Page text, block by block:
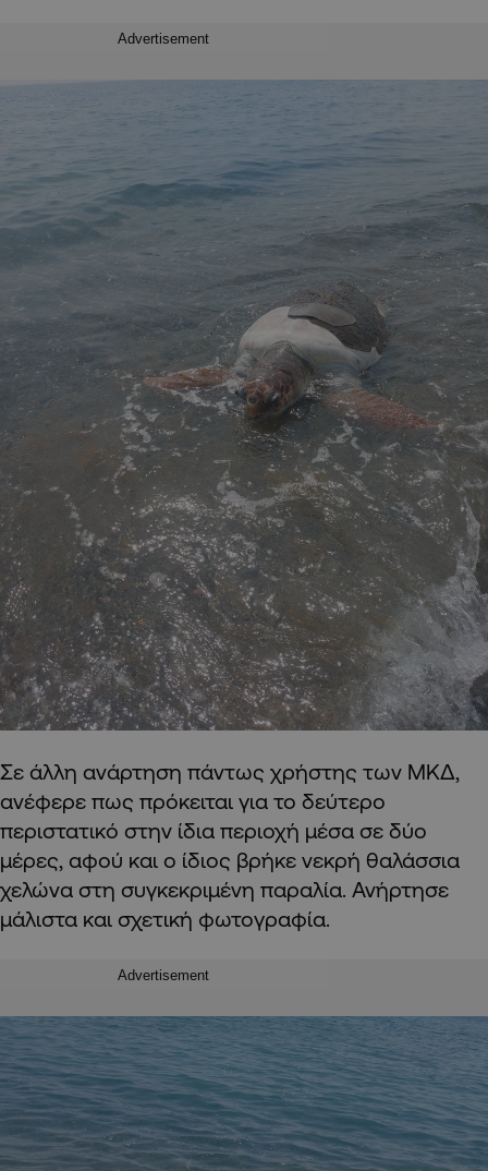
Advertisement
Σε άλλη ανάρτηση πάντως χρήστης των ΜΚΔ,
ανέφερε πως πρόκειται για το δεύτερο
περιστατικό στην ίδια περιοχή μέσα σε δύο
μέρες, αφού και ο ίδιος βρήκε νεκρή θαλάσσια
χελώνα στη συγκεκριμένη παραλία. Ανήρτησε
μάλιστα και σχετική φωτογραφία.
Advertisement